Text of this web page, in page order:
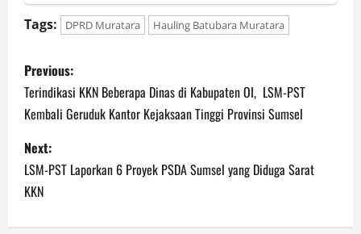
Tags: DPRD Muratara Hauling Batubara Muratara
P
o
s
t
n
Previous:
Terindikasi KKN Beberapa Dinas di Kabupaten OI, LSM-PST
Kembali Geruduk Kantor Kejaksaan Tinggi Provinsi Sumsel
Next:
LSM-PST Laporkan 6 Proyek PSDA Sumsel yang Diduga Sarat
KKN